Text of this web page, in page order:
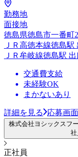
勤務地
面接地
徳島県徳島市一番町
ＪＲ高徳本線徳島駅
ＪＲ牟岐線徳島駅
交通費支給
未経験OK
まかないあり
詳細を見る 応募画
株式会社ヨシックスフ
正社員